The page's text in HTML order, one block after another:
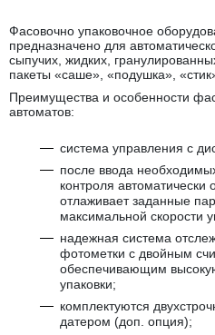
Фасовочно упаковочное
предназначено для
сыпучих, жидких,
пакеты «саше», «подушка»,
Преимущества и особенности
автоматов:
система управления с
после ввода
контроля автоматически
отлаживает заданные
максимальной скорости
надежная система
фотометки с двойным
обеспечивающим
упаковки;
комплектуются
датером (доп. опция);